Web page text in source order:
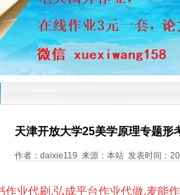
天津开放大学25美学原理专题形
作者：daixie119 来源：本站 发表时间：
作业代刷,弘成平台作业代做,麦能